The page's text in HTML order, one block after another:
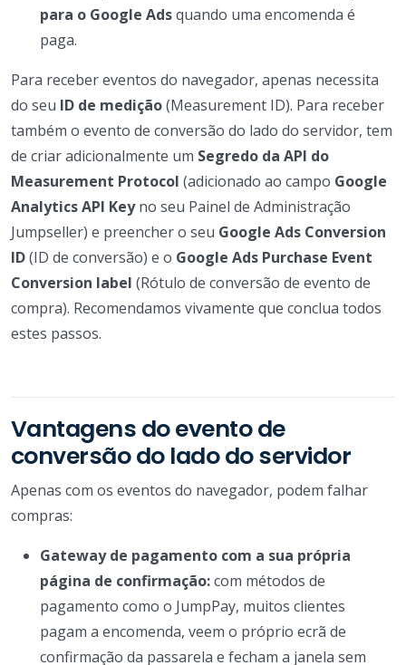
para o Google Adsquando uma encomenda é
paga.
Para receber eventos do navegador, apenas necessita
do seu ID de medição(Measurement ID). Para receber
também o evento de conversão do lado do servidor, tem
de criar adicionalmente um Segredo da API do
Measurement Protocol (adicionado ao campo Google
Analytics API Keyno seu Painel de Administração
Jumpseller) e preencher o seu Google Ads Conversion
ID(ID de conversão) e o Google Ads Purchase Event
Conversion label (Rótulo de conversão de evento de
compra). Recomendamos vivamente que conclua todos
estes passos.
Vantagens do evento de
conversão do lado do servidor
Apenas com os eventos do navegador, podem falhar
compras:
Gateway de pagamento com a sua própria
página de confirmação:com métodos de
pagamento como o JumpPay, muitos clientes
pagam a encomenda, veem o próprio ecrã de
confirmação da passarela e fecham a janela sem